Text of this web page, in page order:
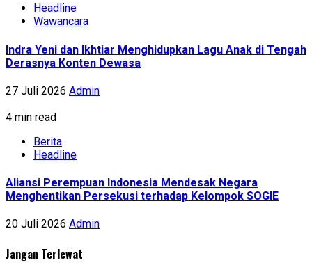
Headline
Wawancara
Indra Yeni dan Ikhtiar Menghidupkan Lagu Anak di Tengah
Derasnya Konten Dewasa
27 Juli 2026 Admin
4 min read
Berita
Headline
Aliansi Perempuan Indonesia Mendesak Negara
Menghentikan Persekusi terhadap Kelompok SOGIE
20 Juli 2026 Admin
Jangan Terlewat